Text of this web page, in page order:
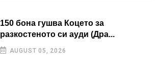
150 бона гушва Коцето за
разкостеното си ауди (Дра...
AUGUST 05, 2026